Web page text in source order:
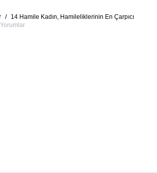
/
14 Hamile Kadın, Hamileliklerinin En Çarpıcı
Yorumlar